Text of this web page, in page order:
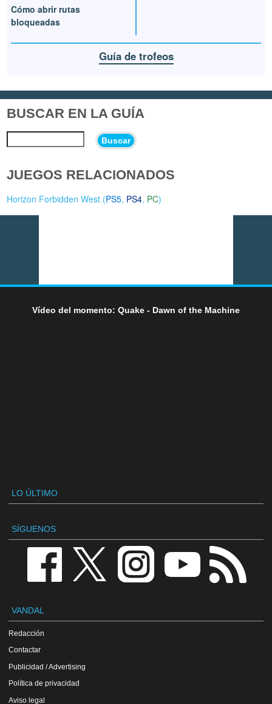
Cómo abrir rutas
bloqueadas
Guía de trofeos
BUSCAR EN LA GUÍA
Buscar
JUEGOS RELACIONADOS
Horizon Forbidden West (PS5, PS4, PC)
Vídeo del momento: Quake - Dawn of the Machine
LO ÚLTIMO
SÍGUENOS
VANDAL
Redacción
Contactar
Publicidad / Advertising
Política de privacidad
Aviso legal